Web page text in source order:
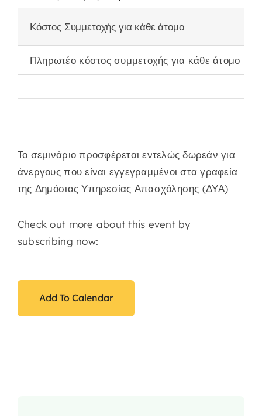
Κόστος Συμμετοχής για κάθε άτομο
Πληρωτέο κόστος συμμετοχής για κάθε άτομο
Το σεμινάριο προσφέρεται εντελώς δωρεάν για
άνεργους που είναι εγγεγραμμένοι στα γραφεία
της Δημόσιας Υπηρεσίας Απασχόλησης (ΔΥΑ)
Check out more about this event by
subscribing now:
Add To Calendar